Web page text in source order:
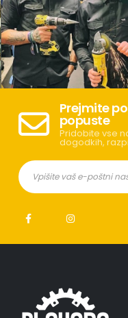
Prejmite
popuste
Pridobite vse
dogodkih,